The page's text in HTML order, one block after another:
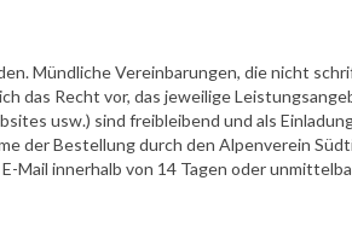
Mündliche Vereinbarungen, die nicht
das Recht vor, das jeweilige
usw.) sind freibleibend und als
der Bestellung durch den Alpenverein
innerhalb von 14 Tagen oder